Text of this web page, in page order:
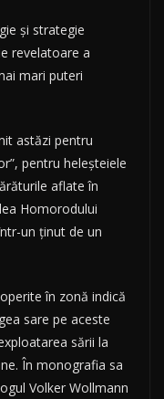
și strategie
revelatoare a
mari puteri
astăzi pentru
pentru heleșteiele
aflate în
Homorodului
un ținut de un
în zonă indică
sare pe aceste
sării la
În monografia sa
Volker Wollmann